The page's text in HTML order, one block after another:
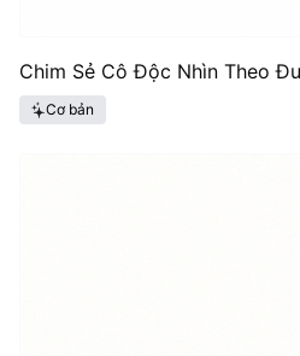
Chim Sẻ Cô Độc Nhìn Theo
Cơ bản